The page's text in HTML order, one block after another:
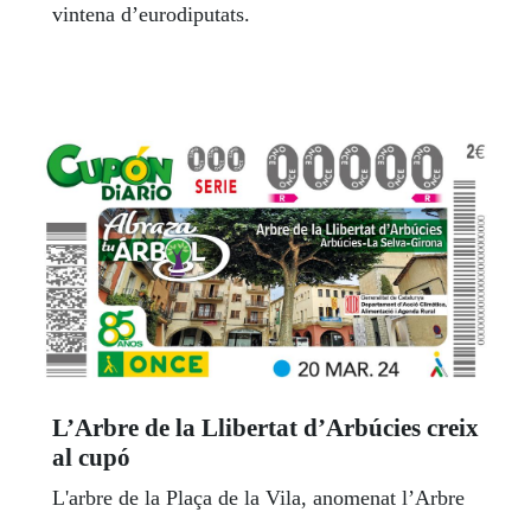
vintena d’eurodiputats.
L’Arbre de la Llibertat d’Arbúcies creix
al cupó
L'arbre de la Plaça de la Vila, anomenat l’Arbre